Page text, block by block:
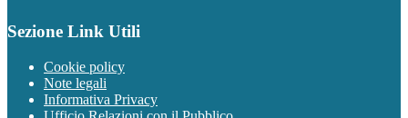
Sezione Link Utili
Cookie policy
Note legali
Informativa Privacy